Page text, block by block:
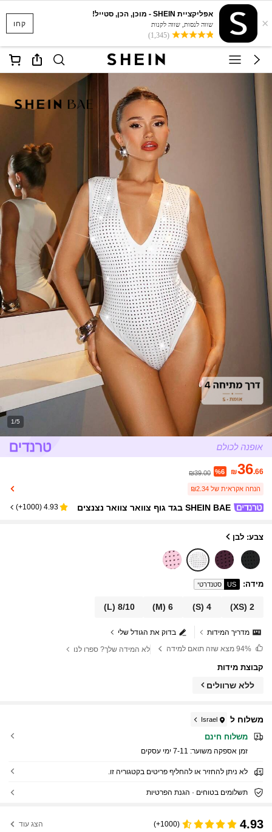
קחו ×
אפליקציית SHEIN - מוכן, הכן, סטייל!
שווה לנסות, שווה לקנות
(1,345)
1/5
₪36.66
%6
₪39.00
הנחה אקראית של ₪2.34
SHEIN BAE בגד גוף צוואר צוואר נצנצים 4.93
(
1000+
)
צבע: לבן
מידה:
US סטנדרטי
2
(XS)
4
(S)
6
(M)
8/10
(L)
בדוק את הגודל שלי
מדריך המידות
מצא שזה תואם למידה לא המידה שלך? ספרו לנו
קבוצת מידות
ללא שרוולים
משלוח ל Israel
משלוח חינם
זמן אספקה ​​משוער: 7-11 ימי עסקים
לא ניתן להחזיר או להחליף פריטים בקטגוריה זו.
תשלומים בטוחים · הגנת הפרטיות
4.93
(1000+) הצג עוד